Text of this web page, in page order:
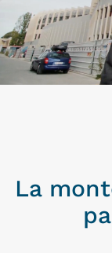
La